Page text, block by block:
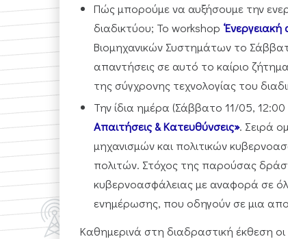
Πώς μπορούμε να αυξήσουμε την
διαδικτύου; Το workshop
Βιομηχανικών Συστημάτων το
απαντήσεις σε αυτό το καίριο
της σύγχρονης τεχνολογίας του
Την ίδια ημέρα (Σάββατο 11/05,
Απαιτήσεις & Κατευθύνσεις». Σειρά
μηχανισμών και πολιτικών
πολιτών. Στόχος της παρούσας
κυβερνοασφάλειας με αναφορά σε
ενημέρωσης, που οδηγούν σε μια
Καθημερινά στη διαδραστική έκθεση